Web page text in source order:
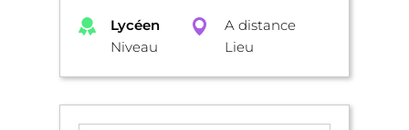
Lycéen
Niveau
A distance
Lieu